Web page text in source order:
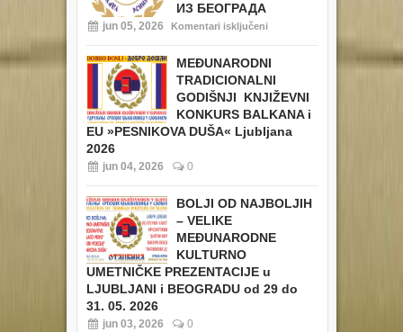
ИЗ БЕОГРАДА
jun 05, 2026 Komentari isključeni
MEĐUNARODNI
TRADICIONALNI
GODIŠNJI KNJIŽEVNI
KONKURS BALKANA i
EU »PESNIKOVA DUŠA« Ljubljana
2026
jun 04, 2026 0
BOLJI OD NAJBOLJIH
– VELIKE
MEĐUNARODNE
KULTURNO
UMETNIČKE PREZENTACIJE u
LJUBLJANI i BEOGRADU od 29 do
31. 05. 2026
jun 03, 2026 0